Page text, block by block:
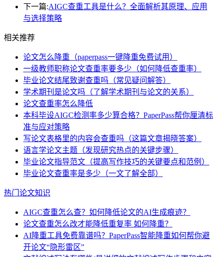
下一篇:AIGC查重工具是什么？全面解析其原理、应用
与选择策略
相关推荐
论文怎么降重（paperpass一键降重免费试用）
一级教师职称论文查重率要多少（如何降低查重率）
毕业论文结尾致谢查重吗（常见疑问解答）
学术期刊是论文吗（了解学术期刊与论文的关系）
论文查重率怎么降低
本科毕设AIGC检测率多少算合格？PaperPass帮你厘清标
准与应对策略
写论文表格里的内容会查重吗（这篇文章揭晓答案）
语言学论文主题（发现研究热点的关键步骤）
毕业论文指导范文（提高写作技巧的关键要点和范例）
毕业论文查重率是多少（一文了解全部）
热门论文知识
AIGC查重怎么查？如何降低论文的AI生成痕迹？
论文查重怎么改才能降低重复率 如何降重？
AI降重工具免费靠谱吗？PaperPass智能降重如何帮你避
开论文“隐形雷区”